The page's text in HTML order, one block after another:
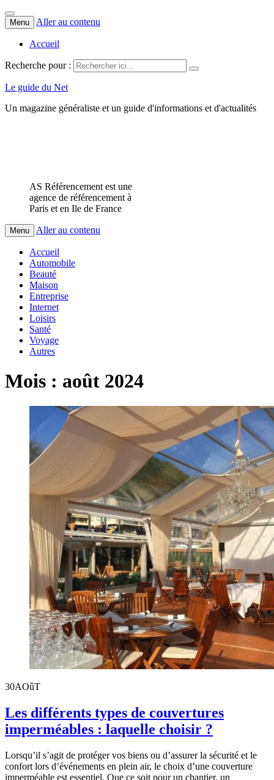
Menu Aller au contenu
Accueil
Recherche pour :
Le guide du Net
Un magazine généraliste et un guide d'informations et d'actualités
AS Référencement est une
agence de référencement à
Paris et en Ile de France
Menu Aller au contenu
Accueil
Automobile
Beauté
Maison
Entreprise
Internet
Loisirs
Santé
Voyage
Autres
Mois : août 2024
30AOûT
Les différents types de couvertures
imperméables : laquelle choisir ?
Lorsqu’il s’agit de protéger vos biens ou d’assurer la sécurité et le
confort lors d’événements en plein air, le choix d’une couverture
imperméable est essentiel. Que ce soit pour un chantier, un